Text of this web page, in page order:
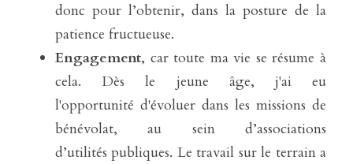
donc pour l’obtenir, dans la posture de la
patience fructueuse.
Engagement, car toute ma vie se résume à
cela. Dès le jeune âge, j'ai eu
l'opportunité d'évoluer dans les missions de
bénévolat, au sein d’associations
d’utilités publiques. Le travail sur le terrain a